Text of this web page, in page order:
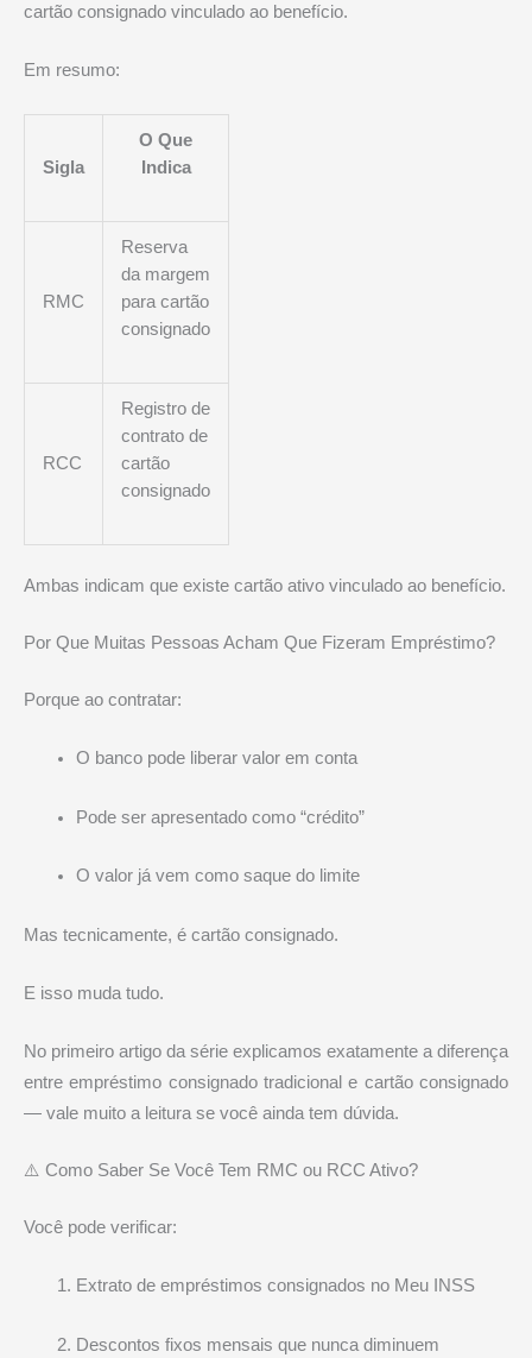
cartão consignado vinculado ao benefício.
Em resumo:
Sigla
O Que
Indica
RMC
Reserva
da margem
para cartão
consignado
RCC
Registro de
contrato de
cartão
consignado
Ambas indicam que existe cartão ativo vinculado ao benefício.
Por Que Muitas Pessoas Acham Que Fizeram Empréstimo?
Porque ao contratar:
O banco pode liberar valor em conta
Pode ser apresentado como “crédito”
O valor já vem como saque do limite
Mas tecnicamente, é cartão consignado.
E isso muda tudo.
No primeiro artigo da série explicamos exatamente a diferença
entre empréstimo consignado tradicional e cartão consignado
— vale muito a leitura se você ainda tem dúvida.
⚠️ Como Saber Se Você Tem RMC ou RCC Ativo?
Você pode verificar:
Extrato de empréstimos consignados no Meu INSS
Descontos fixos mensais que nunca diminuem